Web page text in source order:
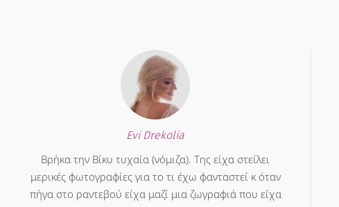
Evi Drekolia
Βρήκα την Βίκυ τυχαία (νόμιζα). Της είχα στείλει
μερικές φωτογραφίες για το τι έχω φανταστεί κ όταν
πήγα στο ραντεβού είχα μαζί μια ζωγραφιά που είχα